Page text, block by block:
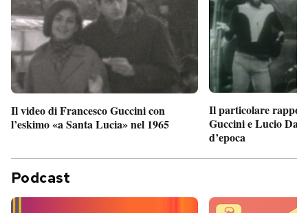
Il video di Francesco Guccini con
l’eskimo «a Santa Lucia» nel 1965
Il particolare
Guccini e Lucio
d’epoca
Podcast